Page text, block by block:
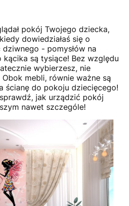
pokój Twojego dziecka,
dowiedziałaś się o
- pomysłów na
są tysiące! Bez względu
wybierzesz, nie
mebli, równie ważne są
ścianę do pokoju dziecięcego!
jak urządzić pokój
nawet szczególe!